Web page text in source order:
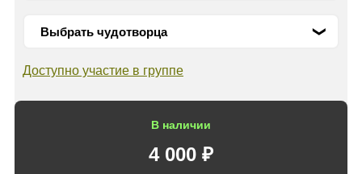
Доступно участие в группе
В наличии
4 000 ₽